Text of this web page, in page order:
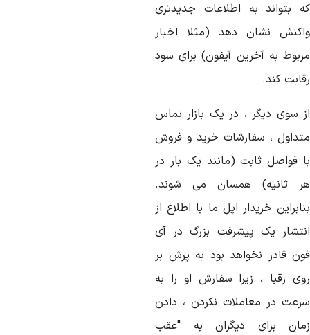
بتواند به اطلاعات جدیدتری
نشان دهد (مثلا اخبار
به آخرین آیفون) برای سود
کند.
سوی دیگر ، در یک بازار تماس
، سفارشات خرید و فروش
فواصل ثابت (مانند یک بار در
ثانیه) همسان می شوند.
خریدار اپل ما با اطلاع از
یک پیشرفت بزرگ در آی
قادر نخواهد بود به پرش بر
رقبا ، زیرا سفارش او را به
در معاملات نکردن ، دادن
برای دیگران به "عقب